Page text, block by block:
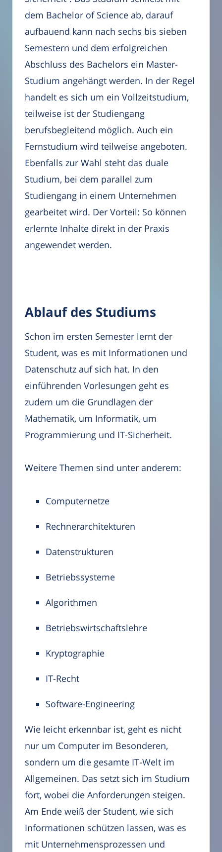
dem Bachelor of Science ab, darauf
aufbauend kann nach sechs bis sieben
Semestern und dem erfolgreichen
Abschluss des Bachelors ein Master-
Studium angehängt werden. In der Regel
handelt es sich um ein Vollzeitstudium,
teilweise ist der Studiengang
berufsbegleitend möglich. Auch ein
Fernstudium wird teilweise angeboten.
Ebenfalls zur Wahl steht das duale
Studium, bei dem parallel zum
Studiengang in einem Unternehmen
gearbeitet wird. Der Vorteil: So können
erlernte Inhalte direkt in der Praxis
angewendet werden.
Ablauf des Studiums
Schon im ersten Semester lernt der
Student, was es mit Informationen und
Datenschutz auf sich hat. In den
einführenden Vorlesungen geht es
zudem um die Grundlagen der
Mathematik, um Informatik, um
Programmierung und IT-Sicherheit.
Weitere Themen sind unter anderem:
Computernetze
Rechnerarchitekturen
Datenstrukturen
Betriebssysteme
Algorithmen
Betriebswirtschaftslehre
Kryptographie
IT-Recht
Software-Engineering
Wie leicht erkennbar ist, geht es nicht
nur um Computer im Besonderen,
sondern um die gesamte IT-Welt im
Allgemeinen. Das setzt sich im Studium
fort, wobei die Anforderungen steigen.
Am Ende weiß der Student, wie sich
Informationen schützen lassen, was es
mit Unternehmensprozessen und